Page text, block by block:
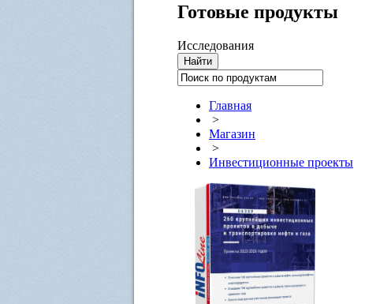
Готовые продукты
Исследования
Главная
>
Магазин
>
Инвестиционные проекты